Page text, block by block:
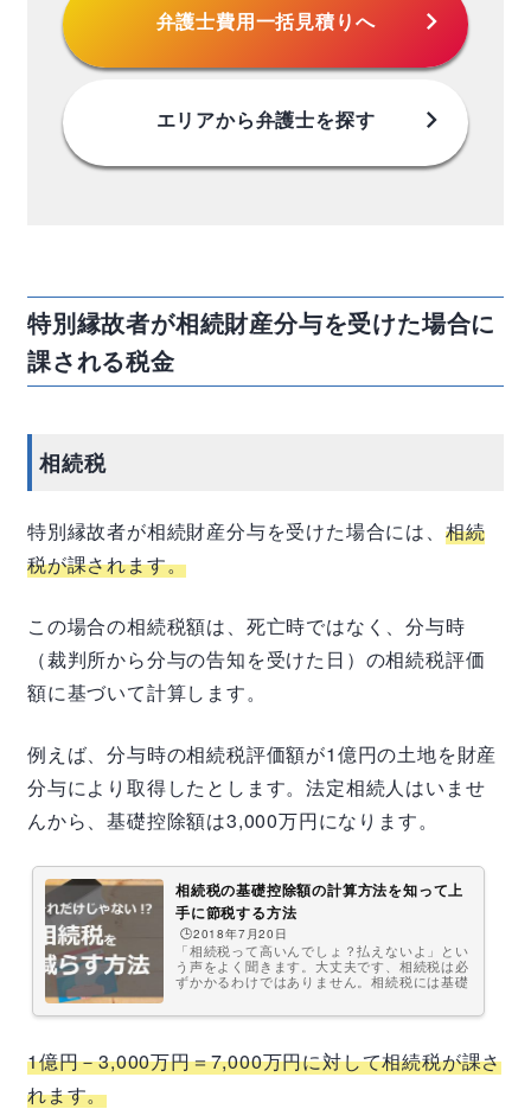
弁護士費用一括見積りへ chevron_right
エリアから弁護士を探す chevron_right
特別縁故者が相続財産分与を受けた場合に
課される税金
相続税
特別縁故者が相続財産分与を受けた場合には、 相続
税が課されます。
この場合の相続税額は、死亡時ではなく、分与時
（裁判所から分与の告知を受けた日）の相続税評価
額に基づいて計算します。
例えば、分与時の相続税評価額が1億円の土地を財産
分与により取得したとします。法定相続人はいませ
んから、基礎控除額は3,000万円になります。
相続税の基礎控除額の計算方法を知って上
手に節税する方法
🕒️2018年7月20日
「相続税って高いんでしょ？払えないよ」とい
う声をよく聞きます。大丈夫です、相続税は必
ずかかるわけではありません。相続税には基礎
続税がかかりません。この基礎控除額は相続人
きましょう。もし相続税が発生していた場合、
申告が遅れると、延滞税や無申告加算税がかか
1億円－3,000万円＝7,000万円に対して相続税が課さ
れます。